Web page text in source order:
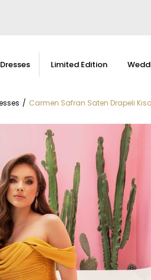
Limited Edition
Carmen Safran Saten Drapeli